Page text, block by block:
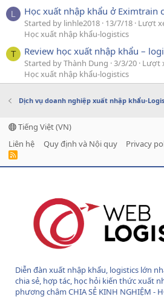
L Học xuất nhập khẩu ở Eximtrain
Started by linhle2018 13/7/18 Lượt
Học xuất nhập khẩu-logistics
T Review học xuất nhập khẩu –
Started by Thành Dung 3/3/20 Lượt
Học xuất nhập khẩu-logistics
Dịch vụ doanh nghiệp xuất nhập khẩu-
Tiếng Việt (VN)
Liên hệ
Quy định và Nội quy Privacy
R
Diễn đàn xuất nhập khẩu, logistics lớn
chia sẻ, hợp tác, học hỏi kiến thức xuất
phương châm CHIA SẺ KINH NGHIỆM -